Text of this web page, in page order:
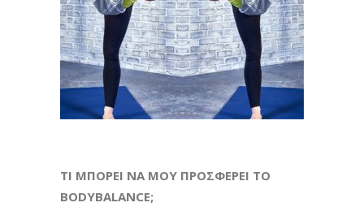
ΤΙ ΜΠΟΡΕΙ ΝΑ ΜΟΥ ΠΡΟΣΦΕΡΕΙ ΤΟ
BODYBALANCE;